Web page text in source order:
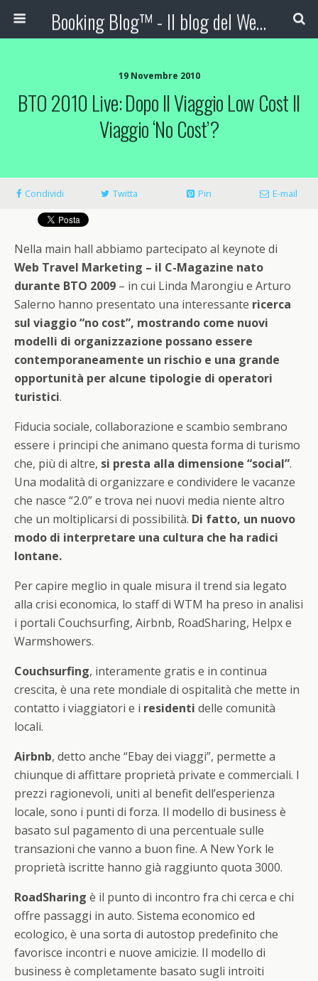
Booking Blog™ - Il blog del Web Marketing Turistico
19 Novembre 2010
BTO 2010 Live: Dopo Il Viaggio Low Cost Il
Viaggio ‘no Cost’?
Condividi Twitta Pin E-mail
Nella main hall abbiamo partecipato al keynote di
Web Travel Marketing – il C-Magazine nato
durante BTO 2009 – in cui Linda Marongiu e Arturo
Salerno hanno presentato una interessante ricerca
sul viaggio “no cost”, mostrando come nuovi
modelli di organizzazione possano essere
contemporaneamente un rischio e una grande
opportunità per alcune tipologie di operatori
turistici.
Fiducia sociale, collaborazione e scambio sembrano
essere i principi che animano questa forma di turismo
che, più di altre, si presta alla dimensione “social”.
Una modalità di organizzare e condividere le vacanze
che nasce “2.0” e trova nei nuovi media niente altro
che un moltiplicarsi di possibilità. Di fatto, un nuovo
modo di interpretare una cultura che ha radici
lontane.
Per capire meglio in quale misura il trend sia legato
alla crisi economica, lo staff di WTM ha preso in analisi
i portali Couchsurfing, Airbnb, RoadSharing, Helpx e
Warmshowers.
Couchsurfing, interamente gratis e in continua
crescita, è una rete mondiale di ospitalità che mette in
contatto i viaggiatori e i residenti delle comunità
locali.
Airbnb, detto anche “Ebay dei viaggi”, permette a
chiunque di affittare proprietà private e commerciali. I
prezzi ragionevoli, uniti al benefit dell’esperienza
locale, sono i punti di forza. Il modello di business è
basato sul pagamento di una percentuale sulle
transazioni che vanno a buon fine. A New York le
proprietà iscritte hanno già raggiunto quota 3000.
RoadSharing è il punto di incontro fra chi cerca e chi
offre passaggi in auto. Sistema economico ed
ecologico, è una sorta di autostop predefinito che
favorisce incontri e nuove amicizie. Il modello di
business è completamente basato sugli introiti